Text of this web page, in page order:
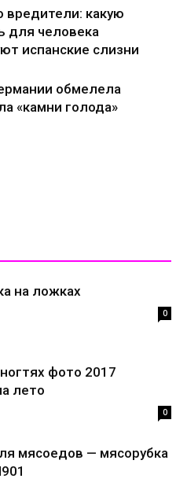
вредители: какую
для человека
испанские слизни
обмелела
«камни голода»
на ложках
0
фото 2017
лето
0
мясоедов — мясорубка